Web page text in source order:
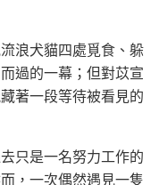
浪犬貓四處覓食、躲
過的一幕；但對苡宣
著一段等待被看見的
只是一名努力工作的
，一次偶然遇見一隻